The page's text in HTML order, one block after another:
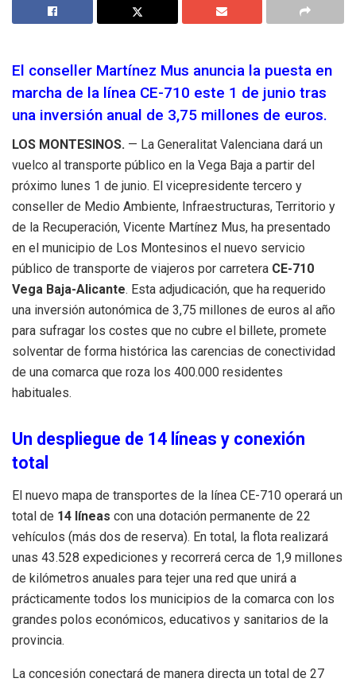
El conseller Martínez Mus anuncia la puesta en
marcha de la línea CE-710 este 1 de junio tras
una inversión anual de 3,75 millones de euros.
LOS MONTESINOS. — La Generalitat Valenciana dará un
vuelco al transporte público en la Vega Baja a partir del
próximo lunes 1 de junio. El vicepresidente tercero y
conseller de Medio Ambiente, Infraestructuras, Territorio y
de la Recuperación, Vicente Martínez Mus, ha presentado
en el municipio de Los Montesinos el nuevo servicio
público de transporte de viajeros por carretera CE-710
Vega Baja-Alicante. Esta adjudicación, que ha requerido
una inversión autonómica de 3,75 millones de euros al año
para sufragar los costes que no cubre el billete, promete
solventar de forma histórica las carencias de conectividad
de una comarca que roza los 400.000 residentes
habituales.
Un despliegue de 14 líneas y conexión
total
El nuevo mapa de transportes de la línea CE-710 operará un
total de 14 líneas con una dotación permanente de 22
vehículos (más dos de reserva). En total, la flota realizará
unas 43.528 expediciones y recorrerá cerca de 1,9 millones
de kilómetros anuales para tejer una red que unirá a
prácticamente todos los municipios de la comarca con los
grandes polos económicos, educativos y sanitarios de la
provincia.
La concesión conectará de manera directa un total de 27